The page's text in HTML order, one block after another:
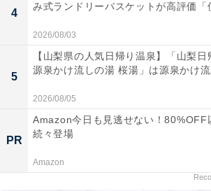
4
み式ランドリーバスケットが高評価「
2026/08/03
5
【山梨県の人気日帰り温泉】「山梨日
源泉かけ流しの湯 桜湯」は源泉かけ流
2026/08/05
PR
Amazon今日も見逃せない！80%OFF
続々登場
Amazon